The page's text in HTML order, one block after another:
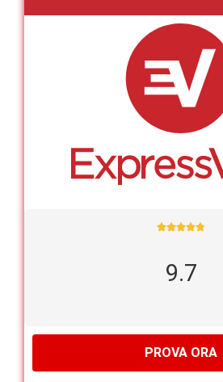

9.7
PROVA ORA